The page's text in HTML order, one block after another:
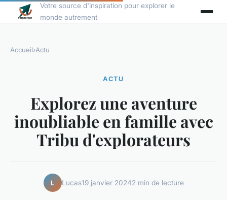
Votre source d'inspiration pour explorer le
monde autrement
Accueil›Actu
ACTU
Explorez une aventure
inoubliable en famille avec
Tribu d'explorateurs
L Lucas19 janvier 20242 min de lecture